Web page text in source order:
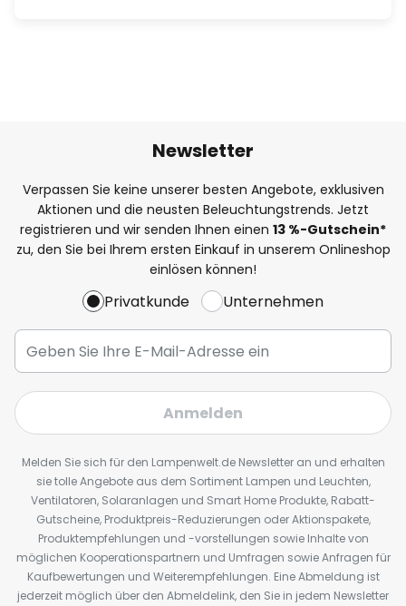
Newsletter
Verpassen Sie keine unserer besten Angebote, exklusiven
Aktionen und die neusten Beleuchtungstrends. Jetzt
registrieren und wir senden Ihnen einen 13 %-Gutschein*
zu, den Sie bei Ihrem ersten Einkauf in unserem Onlineshop
einlösen können!
Privatkunde Unternehmen
Anmelden
Melden Sie sich für den Lampenwelt.de Newsletter an und erhalten
sie tolle Angebote aus dem Sortiment Lampen und Leuchten,
Ventilatoren, Solaranlagen und Smart Home Produkte, Rabatt-
Gutscheine, Produktpreis-Reduzierungen oder Aktionspakete,
Produktempfehlungen und -vorstellungen sowie Inhalte von
möglichen Kooperationspartnern und Umfragen sowie Anfragen für
Kaufbewertungen und Weiterempfehlungen. Eine Abmeldung ist
jederzeit möglich über den Abmeldelink, den Sie in jedem Newsletter